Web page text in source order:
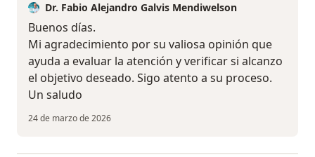
Dr. Fabio Alejandro Galvis Mendiwelson
Buenos días.
Mi agradecimiento por su valiosa opinión que
ayuda a evaluar la atención y verificar si alcanzo
el objetivo deseado. Sigo atento a su proceso.
Un saludo
24 de marzo de 2026